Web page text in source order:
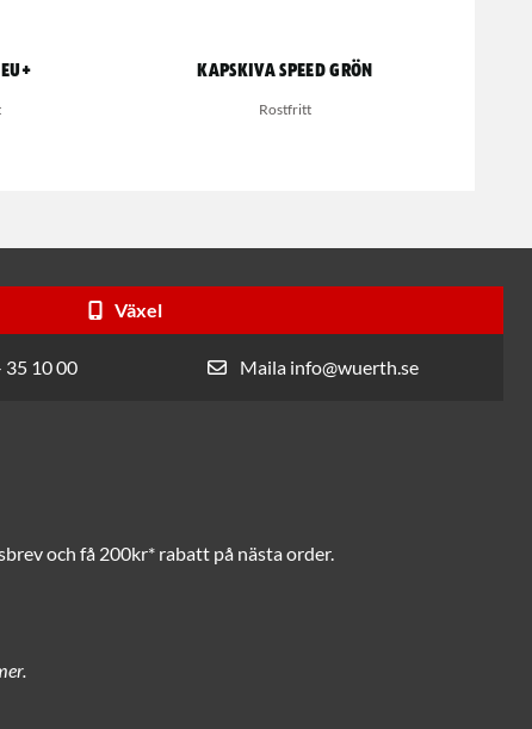
Kapskiva Speed Grön
Rostfritt
Växel
35 10 00 Maila info@wuerth.se
och få 200kr* rabatt på nästa order.